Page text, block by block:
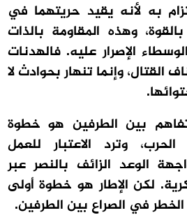
به لأنه يقيد حريتهما في
وهذه المقاومة بالذات
الإصرار عليه. فالهدنات
القتال، وإنما تنهار بحوادث لا
بين الطرفين هو خطوة
وترد الاعتبار للعمل
الوعد الزائف بالنصر عبر
لكن الإطار هو خطوة أولى
في الصراع بين الطرفين.